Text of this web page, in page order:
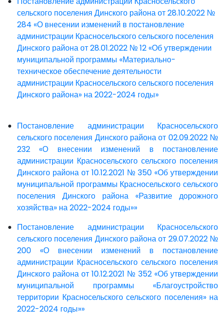
сельского поселения Динского района от 28.10.2022 №
284 «О внесении изменений в постановление
администрации Красносельского сельского поселения
Динского района от 28.01.2022 № 12 «Об утверждении
муниципальной программы «Материально-
техническое обеспечение деятельности
администрации Красносельского сельского поселения
Динского района» на 2022-2024 годы»
Постановление администрации Красносельского
сельского поселения Динского района от 02.09.2022 №
232 «О внесении изменений в постановление
администрации Красносельского сельского поселения
Динского района от 10.12.2021 № 350 «Об утверждении
муниципальной программы Красносельского сельского
поселения Динского района «Развитие дорожного
хозяйства» на 2022-2024 годы»»
Постановление администрации Красносельского
сельского поселения Динского района от 29.07.2022 №
200 «О внесении изменений в постановление
администрации Красносельского сельского поселения
Динского района от 10.12.2021 № 352 «Об утверждении
муниципальной программы «Благоустройство
территории Красносельского сельского поселения» на
2022-2024 годы»»